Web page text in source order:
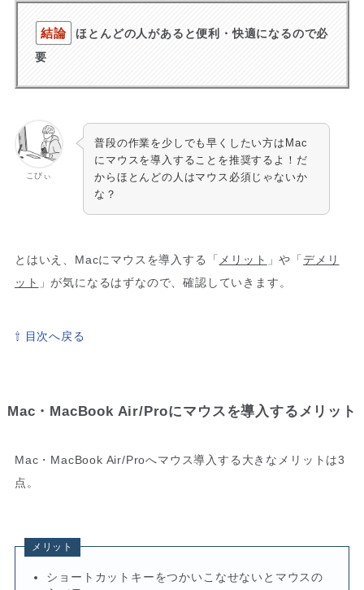
結論
ほとんどの人があると便利・快適になるので必
要
こびぃ
普段の作業を少しでも早くしたい方はMac
にマウスを導入することを推奨するよ！だ
からほとんどの人はマウス必須じゃないか
な？
とはいえ、Macにマウスを導入する「 メリット 」や「デメリ
ット 」が気になるはずなので、確認していきます。
⇧ 目次へ戻る
Mac・MacBook Air/Proにマウスを導入するメリット
Mac・MacBook Air/Proへマウス導入する大きなメリットは3
点。
メリット
ショートカットキーをつかいこなせないとマウスの